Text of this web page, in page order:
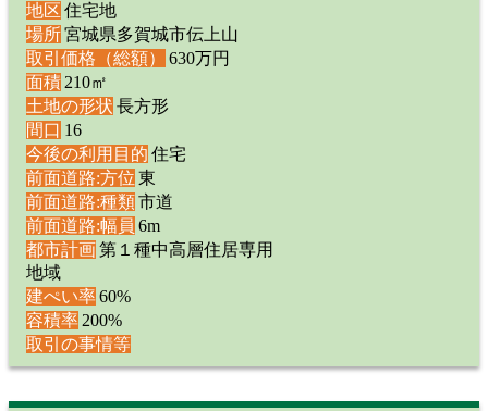
地区 住宅地
場所宮城県多賀城市伝上山
取引価格（総額）
630万円
面積210㎡
土地の形状 長方形
間口 16
今後の利用目的 住宅
前面道路:方位 東
前面道路:種類 市道
前面道路:幅員 6m
都市計画 第１種中高層住居専用
地域
建ぺい率60%
容積率200%
取引の事情等